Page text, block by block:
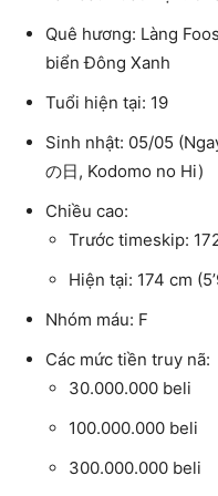
Quê hương: Làng
biển Đông Xanh
Tuổi hiện tại: 19
Sinh nhật: 05/05
の日, Kodomo no Hi)
Chiều cao:
Trước timeskip:
Hiện tại: 174 cm
Nhóm máu: F
Các mức tiền truy nã:
30.000.000 beli
100.000.000 beli
300.000.000 beli